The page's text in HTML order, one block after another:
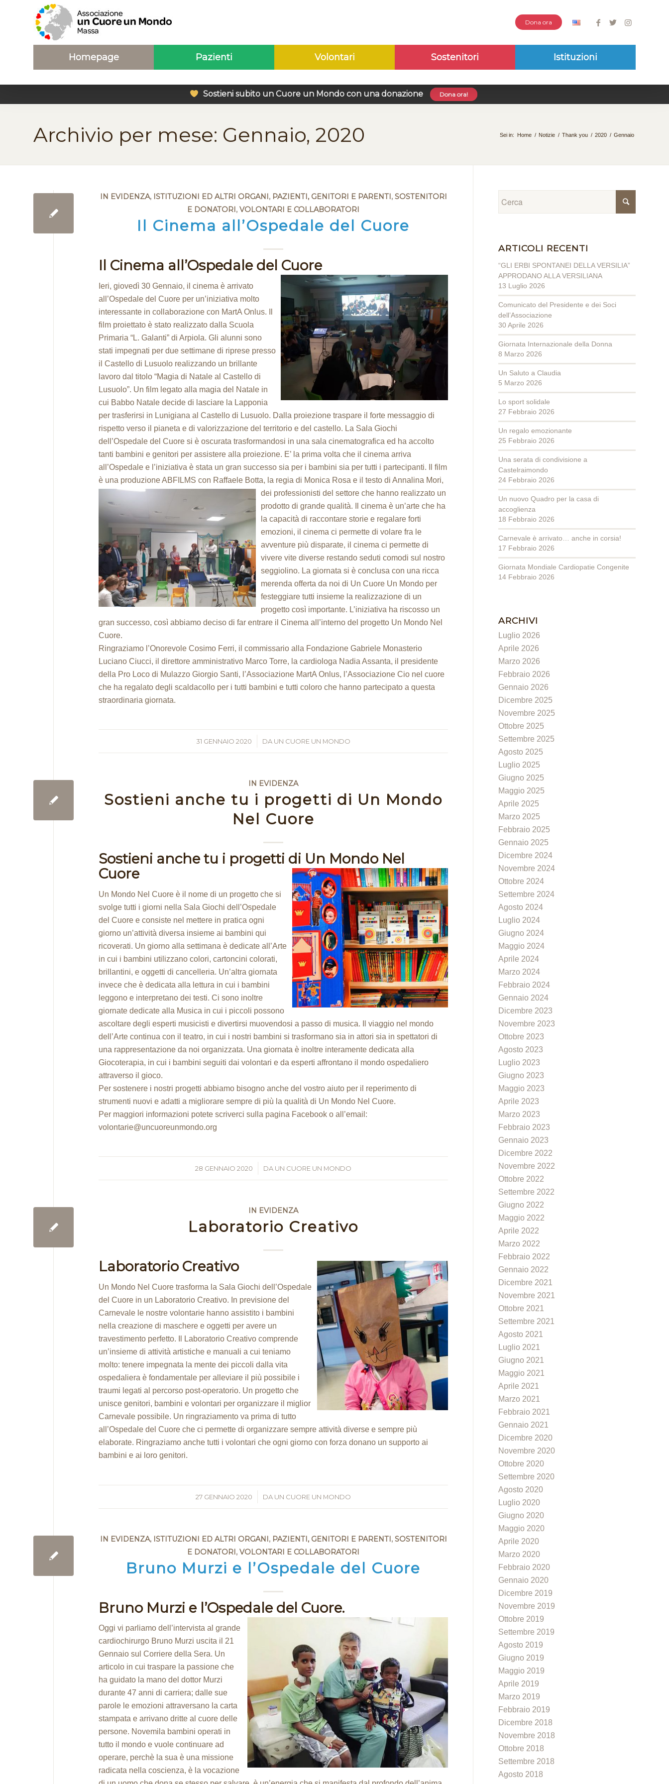
Dona ora
Homepage Pazienti Volontari Sostenitori Istituzioni
Sostieni subito un Cuore un Mondo con una donazione Dona ora!
Archivio per mese: Gennaio, 2020 Sei in: Home / Notizie / Thank you / 2020 / Gennaio
IN EVIDENZA, ISTITUZIONI ED ALTRI ORGANI, PAZIENTI, GENITORI E PARENTI, SOSTENITORI
E DONATORI,VOLONTARI E COLLABORATORI
Il Cinema all’Ospedale del Cuore
Il Cinema all’Ospedale del Cuore
Ieri, giovedì 30 Gennaio, il cinema è arrivato
all’Ospedale del Cuore per un’iniziativa molto
interessante in collaborazione con MartA Onlus. Il
film proiettato è stato realizzato dalla Scuola
Primaria “L. Galanti” di Arpiola. Gli alunni sono
stati impegnati per due settimane di riprese presso
il Castello di Lusuolo realizzando un brillante
lavoro dal titolo “Magia di Natale al Castello di
Lusuolo”. Un film legato alla magia del Natale in
cui Babbo Natale decide di lasciare la Lapponia
per trasferirsi in Lunigiana al Castello di Lusuolo. Dalla proiezione traspare il forte messaggio di
rispetto verso il pianeta e di valorizzazione del territorio e del castello. La Sala Giochi
dell’Ospedale del Cuore si è oscurata trasformandosi in una sala cinematografica ed ha accolto
tanti bambini e genitori per assistere alla proiezione. E’ la prima volta che il cinema arriva
all’Ospedale e l’iniziativa è stata un gran successo sia per i bambini sia per tutti i partecipanti. Il film
è una produzione ABFILMS con Raffaele Botta, la regia di Monica Rosa e il testo di Annalina Mori,
dei professionisti del settore che hanno realizzato un
prodotto di grande qualità. Il cinema è un’arte che ha
la capacità di raccontare storie e regalare forti
emozioni, il cinema ci permette di volare fra le
avventure più disparate, il cinema ci permette di
vivere vite diverse restando seduti comodi sul nostro
seggiolino. La giornata si è conclusa con una ricca
merenda offerta da noi di Un Cuore Un Mondo per
festeggiare tutti insieme la realizzazione di un
progetto così importante. L’iniziativa ha riscosso un
gran successo, così abbiamo deciso di far entrare il Cinema all’interno del progetto Un Mondo Nel
Cuore.
Ringraziamo l’Onorevole Cosimo Ferri, il commissario alla Fondazione Gabriele Monasterio
Luciano Ciucci, il direttore amministrativo Marco Torre, la cardiologa Nadia Assanta, il presidente
della Pro Loco di Mulazzo Giorgio Santi, l’Associazione MartA Onlus, l’Associazione Cio nel cuore
che ha regalato degli scaldacollo per i tutti bambini e tutti coloro che hanno partecipato a questa
straordinaria giornata.
31 GENNAIO 2020
/ DA UN CUORE UN MONDO
IN EVIDENZA
Sostieni anche tu i progetti di Un Mondo
Nel Cuore
Sostieni anche tu i progetti di Un Mondo Nel
Cuore
Un Mondo Nel Cuore è il nome di un progetto che si
svolge tutti i giorni nella Sala Giochi dell’Ospedale
del Cuore e consiste nel mettere in pratica ogni
giorno un’attività diversa insieme ai bambini qui
ricoverati. Un giorno alla settimana è dedicate all’Arte
in cui i bambini utilizzano colori, cartoncini colorati,
brillantini, e oggetti di cancelleria. Un’altra giornata
invece che è dedicata alla lettura in cui i bambini
leggono e interpretano dei testi. Ci sono inoltre
giornate dedicate alla Musica in cui i piccoli possono
ascoltare degli esperti musicisti e divertirsi muovendosi a passo di musica. Il viaggio nel mondo
dell’Arte continua con il teatro, in cui i nostri bambini si trasformano sia in attori sia in spettatori di
una rappresentazione da noi organizzata. Una giornata è inoltre interamente dedicata alla
Giocoterapia, in cui i bambini seguiti dai volontari e da esperti affrontano il mondo ospedaliero
attraverso il gioco.
Per sostenere i nostri progetti abbiamo bisogno anche del vostro aiuto per il reperimento di
strumenti nuovi e adatti a migliorare sempre di più la qualità di Un Mondo Nel Cuore.
Per maggiori informazioni potete scriverci sulla pagina Facebook o all’email:
volontarie@uncuoreunmondo.org
28 GENNAIO 2020
/ DA UN CUORE UN MONDO
IN EVIDENZA
Laboratorio Creativo
Laboratorio Creativo
Un Mondo Nel Cuore trasforma la Sala Giochi dell’Ospedale
del Cuore in un Laboratorio Creativo. In previsione del
Carnevale le nostre volontarie hanno assistito i bambini
nella creazione di maschere e oggetti per avere un
travestimento perfetto. Il Laboratorio Creativo comprende
un’insieme di attività artistiche e manuali a cui teniamo
molto: tenere impegnata la mente dei piccoli dalla vita
ospedaliera è fondamentale per alleviare il più possibile i
traumi legati al percorso post-operatorio. Un progetto che
unisce genitori, bambini e volontari per organizzare il miglior
Carnevale possibile. Un ringraziamento va prima di tutto
all’Ospedale del Cuore che ci permette di organizzare sempre attività diverse e sempre più
elaborate. Ringraziamo anche tutti i volontari che ogni giorno con forza donano un supporto ai
bambini e ai loro genitori.
27 GENNAIO 2020
/ DA UN CUORE UN MONDO
IN EVIDENZA, ISTITUZIONI ED ALTRI ORGANI, PAZIENTI, GENITORI E PARENTI, SOSTENITORI
E DONATORI,VOLONTARI E COLLABORATORI
Bruno Murzi e l’Ospedale del Cuore
Bruno Murzi e l’Ospedale del Cuore.
Oggi vi parliamo dell’intervista al grande
cardiochirurgo Bruno Murzi uscita il 21
Gennaio sul Corriere della Sera. Un
articolo in cui traspare la passione che
ha guidato la mano del dottor Murzi
durante 47 anni di carriera; dalle sue
parole le emozioni attraversano la carta
stampata e arrivano dritte al cuore delle
persone. Novemila bambini operati in
tutto il mondo e vuole continuare ad
operare, perchè la sua è una missione
radicata nella coscienza, è la vocazione
ARTICOLI RECENTI
“GLI ERBI SPONTANEI DELLA VERSILIA”
APPRODANO ALLA VERSILIANA
13 Luglio 2026
Comunicato del Presidente e dei Soci
dell’Associazione
30 Aprile 2026
Giornata Internazionale della Donna
8 Marzo 2026
Un Saluto a Claudia
5 Marzo 2026
Lo sport solidale
27 Febbraio 2026
Un regalo emozionante
25 Febbraio 2026
Una serata di condivisione a
Castelraimondo
24 Febbraio 2026
Un nuovo Quadro per la casa di
accoglienza
18 Febbraio 2026
Carnevale è arrivato… anche in corsia!
17 Febbraio 2026
Giornata Mondiale Cardiopatie Congenite
14 Febbraio 2026
ARCHIVI
Luglio 2026
Aprile 2026
Marzo 2026
Febbraio 2026
Gennaio 2026
Dicembre 2025
Novembre 2025
Ottobre 2025
Settembre 2025
Agosto 2025
Luglio 2025
Giugno 2025
Maggio 2025
Aprile 2025
Marzo 2025
Febbraio 2025
Gennaio 2025
Dicembre 2024
Novembre 2024
Ottobre 2024
Settembre 2024
Agosto 2024
Luglio 2024
Giugno 2024
Maggio 2024
Aprile 2024
Marzo 2024
Febbraio 2024
Gennaio 2024
Dicembre 2023
Novembre 2023
Ottobre 2023
Agosto 2023
Luglio 2023
Giugno 2023
Maggio 2023
Aprile 2023
Marzo 2023
Febbraio 2023
Gennaio 2023
Dicembre 2022
Novembre 2022
Ottobre 2022
Settembre 2022
Giugno 2022
Maggio 2022
Aprile 2022
Marzo 2022
Febbraio 2022
Gennaio 2022
Dicembre 2021
Novembre 2021
Ottobre 2021
Settembre 2021
Agosto 2021
Luglio 2021
Giugno 2021
Maggio 2021
Aprile 2021
Marzo 2021
Febbraio 2021
Gennaio 2021
Dicembre 2020
Novembre 2020
Ottobre 2020
Settembre 2020
Agosto 2020
Luglio 2020
Giugno 2020
Maggio 2020
Aprile 2020
Marzo 2020
Febbraio 2020
Gennaio 2020
Dicembre 2019
Novembre 2019
Ottobre 2019
Settembre 2019
Agosto 2019
Giugno 2019
Maggio 2019
Aprile 2019
Marzo 2019
Febbraio 2019
Dicembre 2018
Novembre 2018
Ottobre 2018
Settembre 2018
Agosto 2018